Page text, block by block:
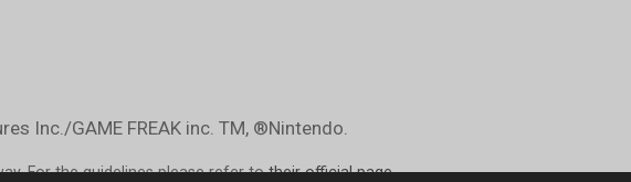
Inc./GAME FREAK inc. TM, ®Nintendo.
For the guidelines please refer totheir official page.